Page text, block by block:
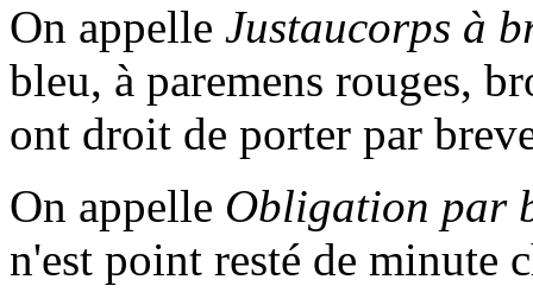
On appelle Justaucorps à
bleu, à paremens rouges,
ont droit de porter par
On appelle Obligation par
n'est point resté de minute